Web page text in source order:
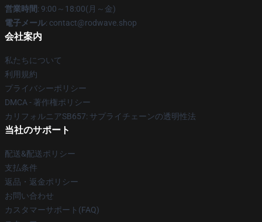
営業時間: 9:00～18:00(月～金)
電子メール: contact@rodwave.shop
会社案内
私たちについて
利用規約
プライバシーポリシー
DMCA - 著作権ポリシー
カリフォルニアSB657: サプライチェーンの透明性法
当社のサポート
配送&配送ポリシー
支払条件
返品・返金ポリシー
お問い合わせ
カスタマーサポート(FAQ)